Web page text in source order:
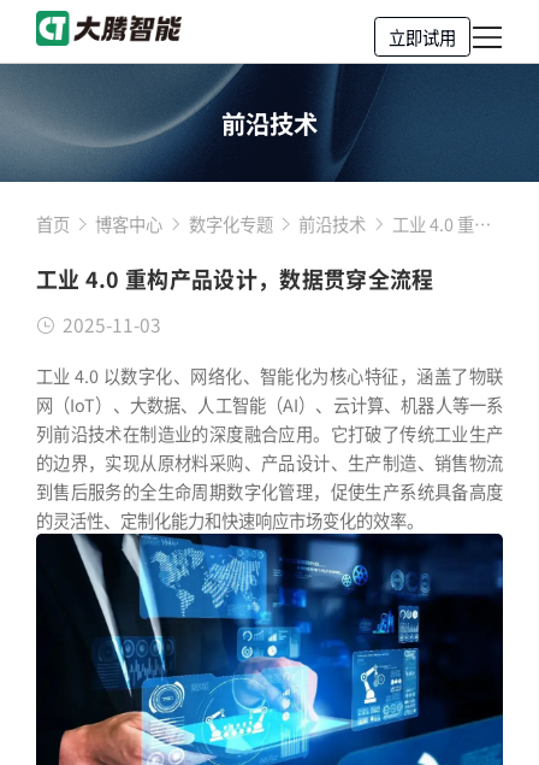
立即试用
前沿技术
首页 博客中心 数字化专题 前沿技术
工业 4.0 重构
据贯穿全流程
工业 4.0 重构产品设计，数据贯穿全流程
2025-11-03
工业 4.0 以数字化、网络化、智能化为核心特征，涵盖了物联
网（IoT）、大数据、人工智能（AI）、云计算、机器人等一系
列前沿技术在制造业的深度融合应用。它打破了传统工业生产
的边界，实现从原材料采购、产品设计、生产制造、销售物流
到售后服务的全生命周期数字化管理，促使生产系统具备高度
的灵活性、定制化能力和快速响应市场变化的效率。